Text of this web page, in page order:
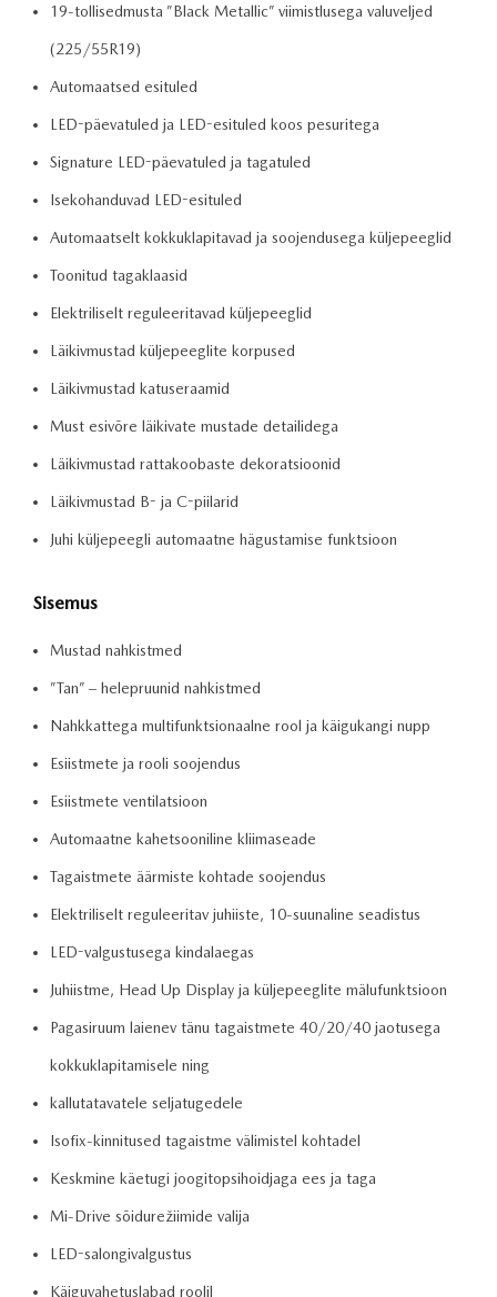
19-tollisedmusta ”Black Metallic” viimistlusega valuveljed
(225/55R19)
Automaatsed esituled
LED-päevatuled ja LED-esituled koos pesuritega
Signature LED-päevatuled ja tagatuled
Isekohanduvad LED-esituled
Automaatselt kokkuklapitavad ja soojendusega küljepeeglid
Toonitud tagaklaasid
Elektriliselt reguleeritavad küljepeeglid
Läikivmustad küljepeeglite korpused
Läikivmustad katuseraamid
Must esivõre läikivate mustade detailidega
Läikivmustad rattakoobaste dekoratsioonid
Läikivmustad B- ja C-piilarid
Juhi küljepeegli automaatne hägustamise funktsioon
Sisemus
Mustad nahkistmed
”Tan” – helepruunid nahkistmed
Nahkkattega multifunktsionaalne rool ja käigukangi nupp
Esiistmete ja rooli soojendus
Esiistmete ventilatsioon
Automaatne kahetsooniline kliimaseade
Tagaistmete äärmiste kohtade soojendus
Elektriliselt reguleeritav juhiiste, 10-suunaline seadistus
LED-valgustusega kindalaegas
Juhiistme, Head Up Display ja küljepeeglite mälufunktsioon
Pagasiruum laienev tänu tagaistmete 40/20/40 jaotusega
kokkuklapitamisele ning
kallutatavatele seljatugedele
Isofix-kinnitused tagaistme välimistel kohtadel
Keskmine käetugi joogitopsihoidjaga ees ja taga
Mi-Drive sõidurežiimide valija
LED-salongivalgustus
Käiguvahetuslabad roolil